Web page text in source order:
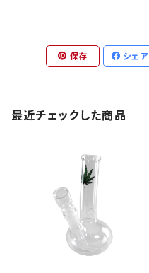
保存 シェア
最近チェックした商品